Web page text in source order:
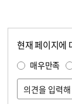
현재 페이지에
매우만족